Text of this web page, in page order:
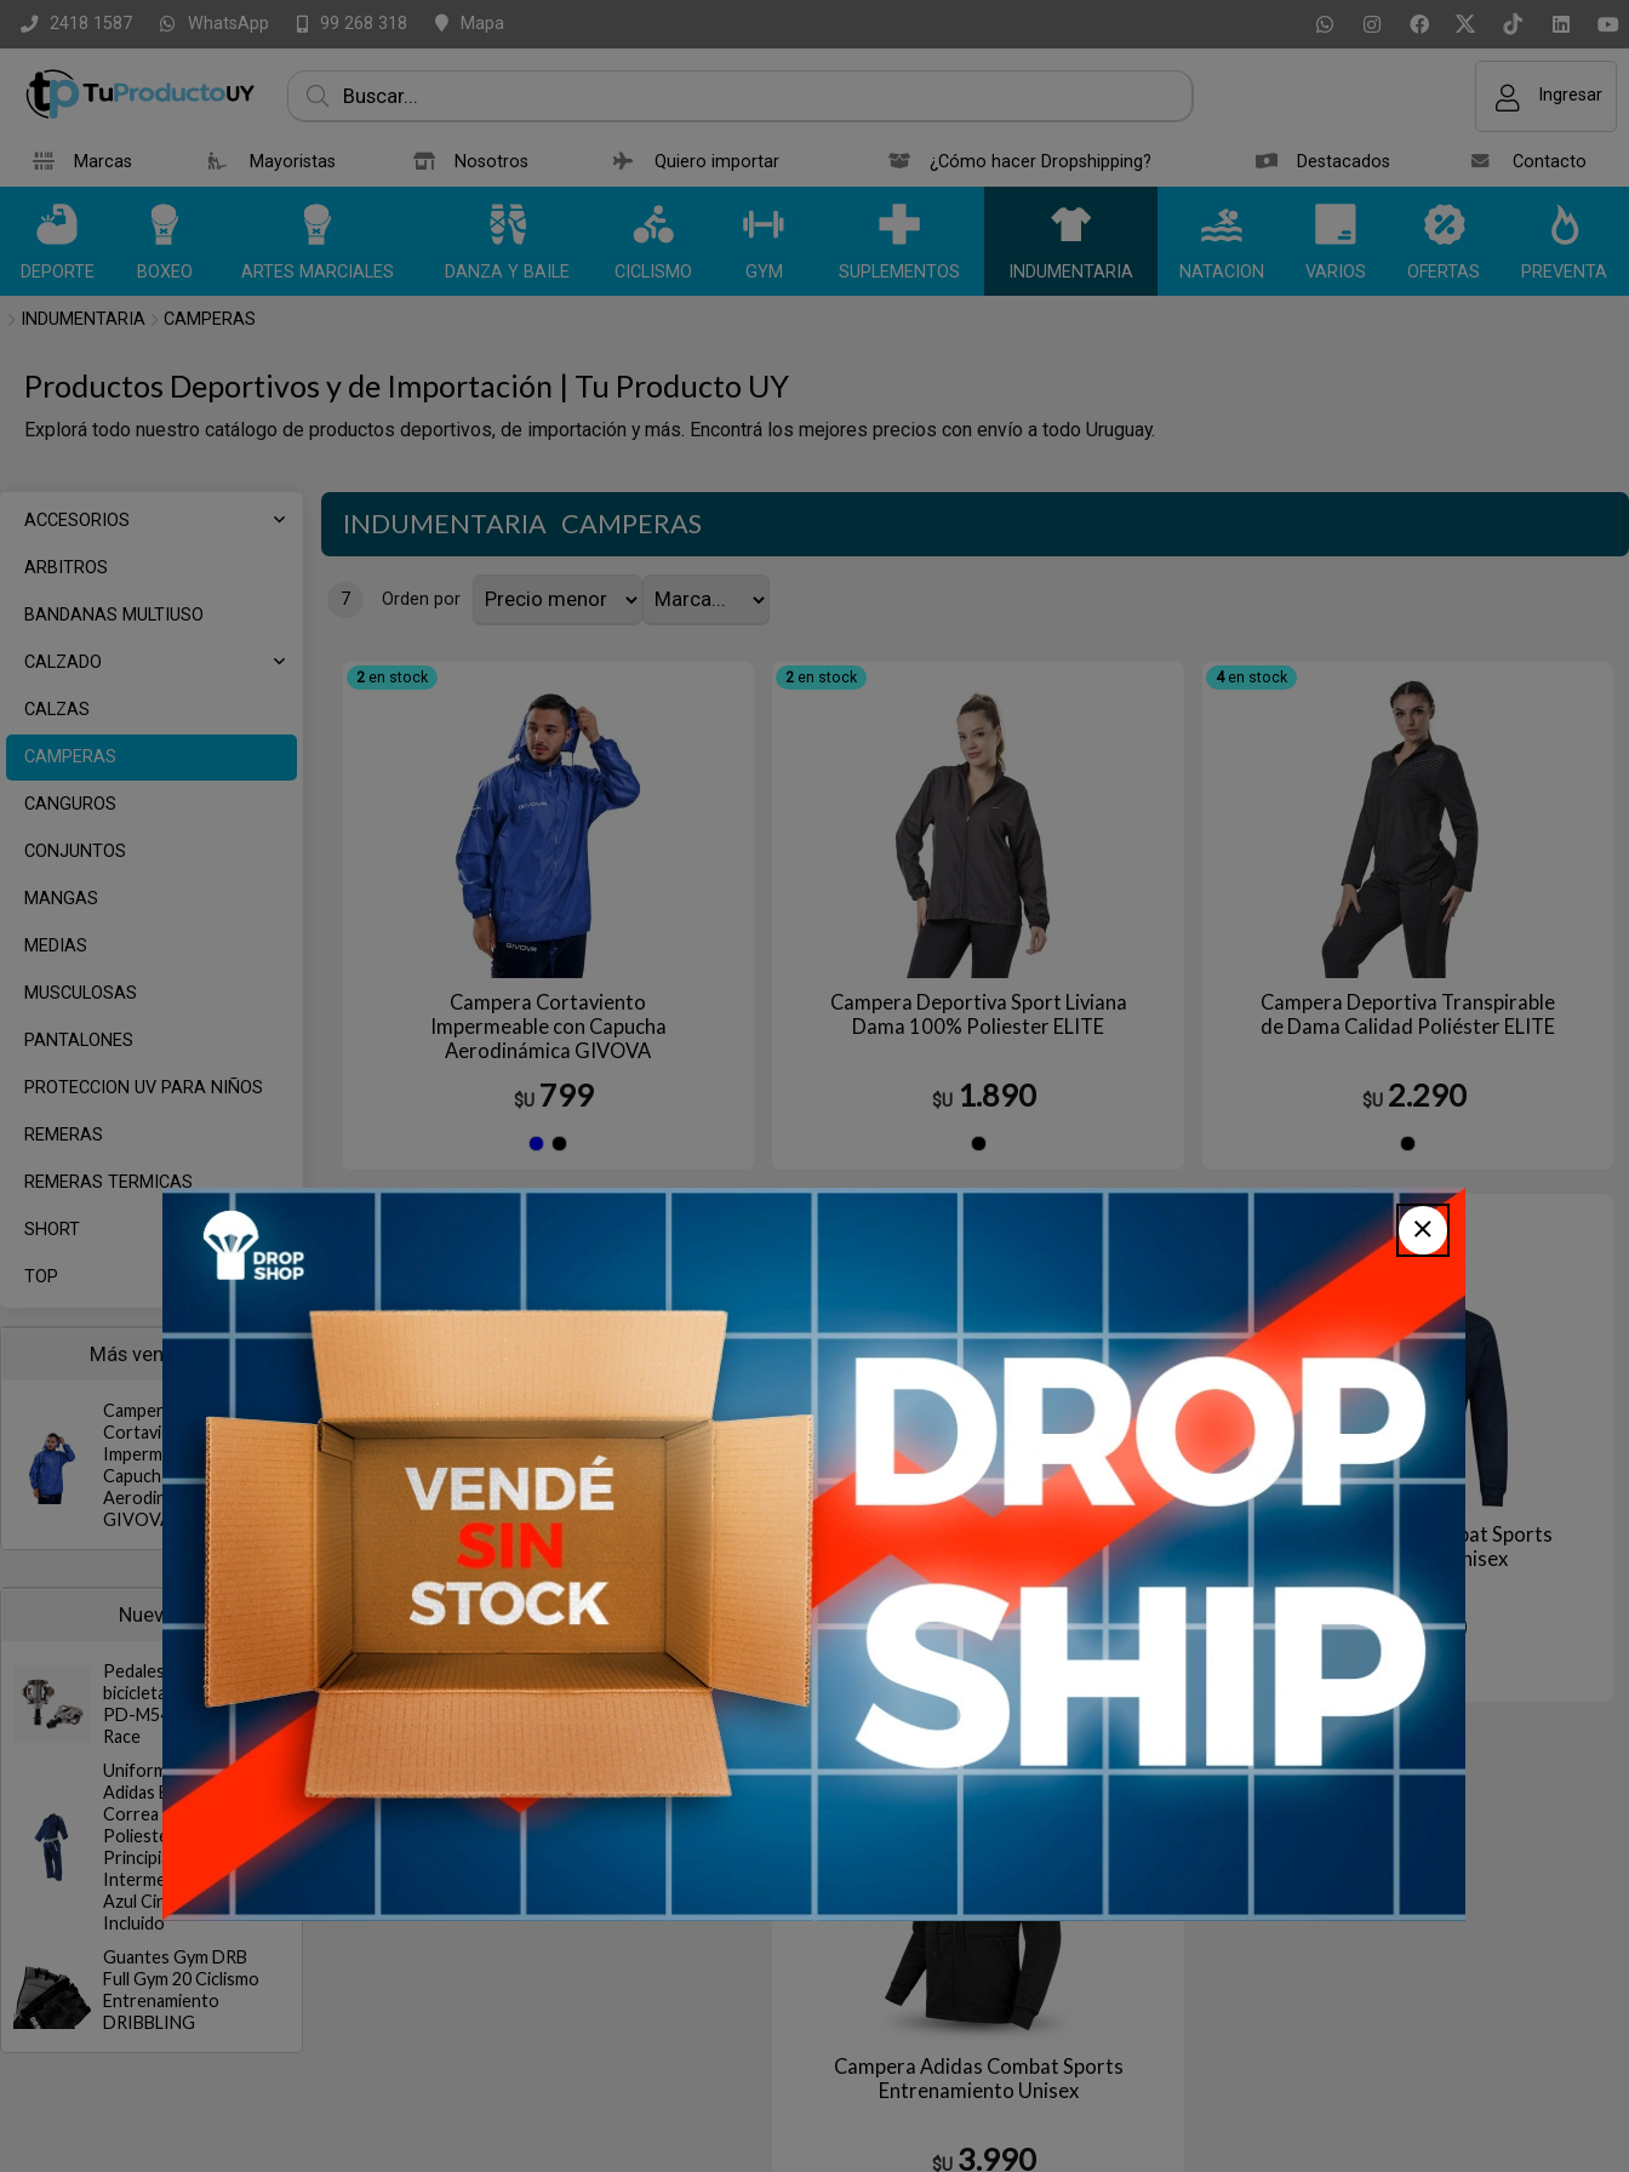
2418 1587 WhatsApp 99 268 318 Mapa
Ingresar
Marcas Mayoristas Nosotros Quiero importar ¿Cómo hacer Dropshipping? Destacados Contacto
DEPORTE BOXEO ARTES MARCIALES DANZA Y BAILE CICLISMO GYM SUPLEMENTOS INDUMENTARIA NATACION VARIOS OFERTAS PREVENTA
INDUMENTARIA CAMPERAS
Productos Deportivos y de Importación | Tu Producto UY
Explorá todo nuestro catálogo de productos deportivos, de importación y más. Encontrá los mejores precios con envío a todo Uruguay.
ACCESORIOS
ARBITROS
BANDANAS MULTIUSO
CALZADO
CALZAS
CAMPERAS
CANGUROS
CONJUNTOS
MANGAS
MEDIAS
MUSCULOSAS
PANTALONES
PROTECCION UV PARA NIÑOS
REMERAS
REMERAS TERMICAS
SHORT
TOP
Más vendidos
Campera
Cortaviento
Impermeable con
Capucha
Aerodinámica
GIVOVA
Nuevos
Pedales para
bicicleta Shimano
PD-M540 SPD MTB
Race
Uniforme Judo
Adidas Evolution con
Correa Algodon
Poliester
Principiantes
Intermedios Blanco
Azul Cinturon
Incluido
Guantes Gym DRB
Full Gym 20 Ciclismo
Entrenamiento
DRIBBLING
INDUMENTARIA CAMPERAS
7 Orden por
2en stock
Campera Cortaviento
Impermeable con Capucha
Aerodinámica GIVOVA
$U 799
2 en stock
Campera Deportiva Sport Liviana
Dama 100% Poliester ELITE
$U 1.890
4en stock
Campera Deportiva Transpirable
de Dama Calidad Poliéster ELITE
$U 2.290
Campera Adidas Combat Sports
Deportivo rompeviento Negro
$U 3.690
Negro
Campera Adidas Combat Sports
Deportivo rompeviento Blanco
$U 3.690
Campera Adidas Combat Sports
Entrenamiento Unisex
$U 3.990
marino
en stock
Campera Adidas Combat Sports
Entrenamiento Unisex
$U 3.990